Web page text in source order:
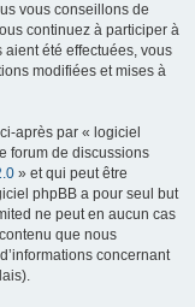
vous conseillons de
continuez à participer à
été effectuées, vous
modifiées et mises à
après par « logiciel
forum de discussions
» et qui peut être
phpBB a pour seul but
ne peut en aucun cas
que nous
concernant